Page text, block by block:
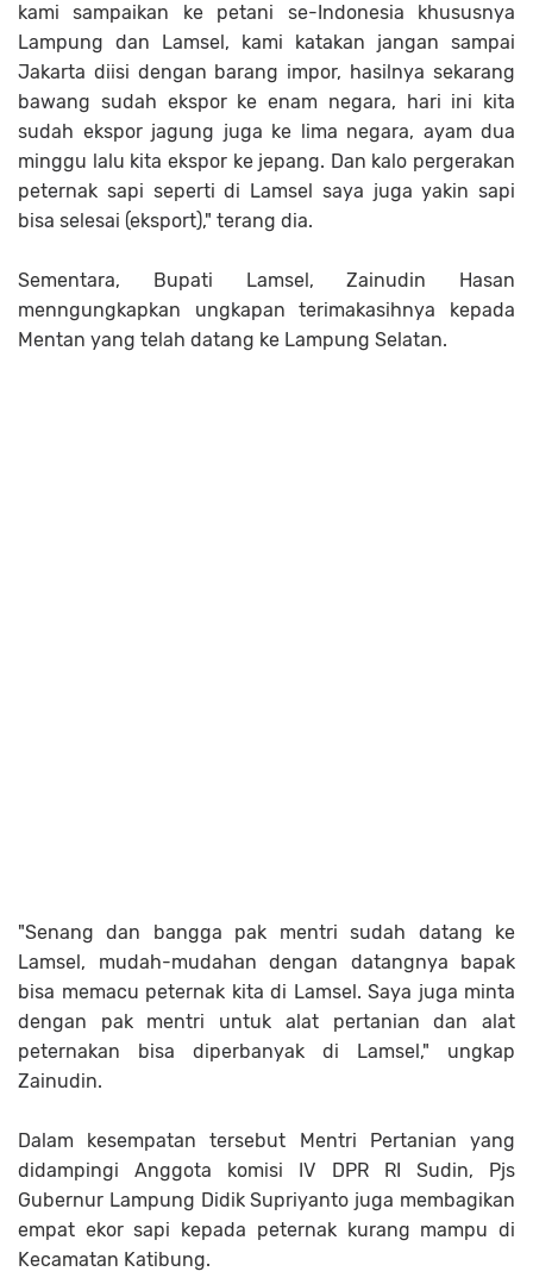
kami sampaikan ke petani se-Indonesia khususnya
Lampung dan Lamsel, kami katakan jangan sampai
Jakarta diisi dengan barang impor, hasilnya sekarang
bawang sudah ekspor ke enam negara, hari ini kita
sudah ekspor jagung juga ke lima negara, ayam dua
minggu lalu kita ekspor ke jepang. Dan kalo pergerakan
peternak sapi seperti di Lamsel saya juga yakin sapi
bisa selesai (eksport)," terang dia.
Sementara, Bupati Lamsel, Zainudin Hasan
menngungkapkan ungkapan terimakasihnya kepada
Mentan yang telah datang ke Lampung Selatan.
"Senang dan bangga pak mentri sudah datang ke
Lamsel, mudah-mudahan dengan datangnya bapak
bisa memacu peternak kita di Lamsel. Saya juga minta
dengan pak mentri untuk alat pertanian dan alat
peternakan bisa diperbanyak di Lamsel," ungkap
Zainudin.
Dalam kesempatan tersebut Mentri Pertanian yang
didampingi Anggota komisi IV DPR RI Sudin, Pjs
Gubernur Lampung Didik Supriyanto juga membagikan
empat ekor sapi kepada peternak kurang mampu di
Kecamatan Katibung.